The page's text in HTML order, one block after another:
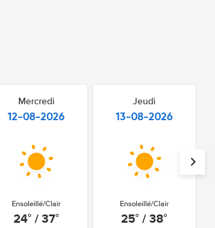
Mercredi
12-08-2026
Ensoleillé/Clair
24° / 37°
Jeudi
13-08-2026
Ensoleillé/Clair
25° / 38°